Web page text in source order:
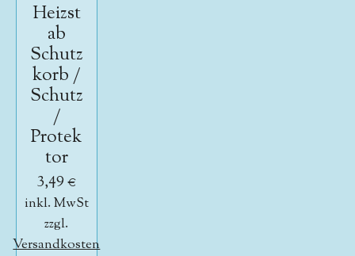
Heizst
ab
Schutz
korb /
Schutz
/
Protek
tor
3,49 €
inkl. MwSt
zzgl.
Versandkosten